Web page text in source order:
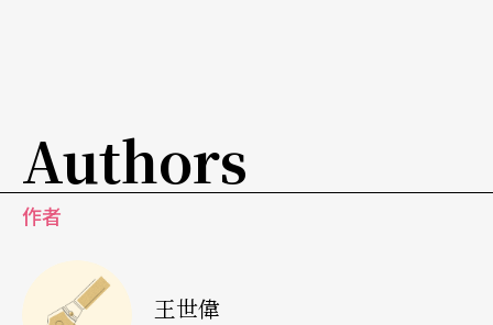
「為了邀請最優秀的藝術家，大家都展開超前部
署。然而，這樣的競爭讓演出價格水漲船高，也使
劇院必須愈來愈早確認節目規劃，陷入一成不變的
（註3）
Authors
作者
王世偉